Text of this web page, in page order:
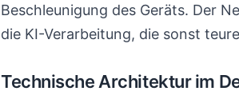
Beschleunigung des Geräts. Der
die KI-Verarbeitung, die sonst
Technische Architektur im